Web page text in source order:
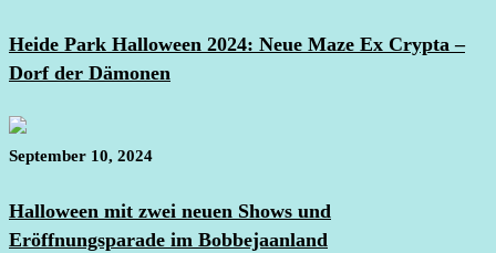
Heide Park Halloween 2024: Neue Maze Ex Crypta –
Dorf der Dämonen
September 10, 2024
Halloween mit zwei neuen Shows und
Eröffnungsparade im Bobbejaanland